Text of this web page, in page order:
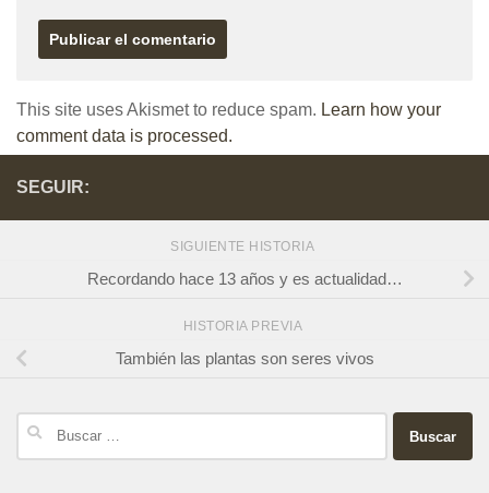
This site uses Akismet to reduce spam. Learn how your
comment data is processed.
SEGUIR:
SIGUIENTE HISTORIA
Recordando hace 13 años y es actualidad…
HISTORIA PREVIA
También las plantas son seres vivos
Buscar: